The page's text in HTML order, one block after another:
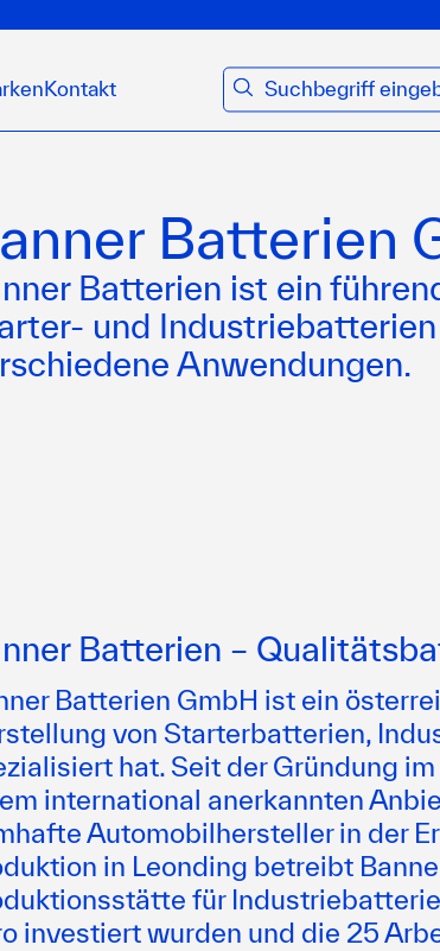
Kontakt suchen
Batterien
Batterien ist ein
und
Anwendungen.
Batterien –
Batterien GmbH ist ein
von Starterbatterien,
hat. Seit der Gründung
international anerkannten
Automobilhersteller in der
in Leonding betreibt
für
investiert wurden und die 25